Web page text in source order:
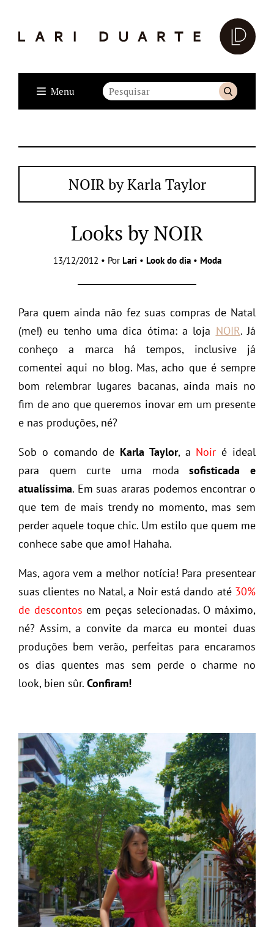
Menu
NOIR by Karla Taylor
Looks by NOIR
13/12/2012 • Por Lari • Look do dia• Moda
Para quem ainda não fez suas compras de Natal
(me!) eu tenho uma dica ótima: a loja NOIR. Já
conheço a marca há tempos, inclusive já
comentei aqui no blog. Mas, acho que é sempre
bom relembrar lugares bacanas, ainda mais no
fim de ano que queremos inovar em um presente
e nas produções, né?
Sob o comando de Karla Taylor, a Noir é ideal
para quem curte uma modasofisticada e
atualíssima. Em suas araras podemos encontrar o
que tem de mais trendy no momento, mas sem
perder aquele toque chic. Um estilo que quem me
conhece sabe que amo! Hahaha.
Mas, agora vem a melhor notícia! Para presentear
suas clientes no Natal, a Noir está dando até 30%
de descontos em peças selecionadas. O máximo,
né? Assim, a convite da marca eu montei duas
produções bem verão, perfeitas para encaramos
os dias quentes mas sem perde o charme no
look, bien sûr. Confiram!